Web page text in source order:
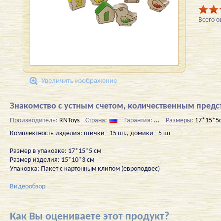
Увеличить изображение
Всего
Знакомство с устным счетом, количественным
Производитель: RNToys Страна: Гарантия: ... Размеры:
Комплектность изделия: птички - 15 шт., домики - 5 шт
Размер в упаковке: 17*15*5 см
Размер изделия: 15*10*3 см
Упаковка: Пакет с картонным клипом (европодвес)
Видеообзор
Как Вы оцениваете этот продукт?